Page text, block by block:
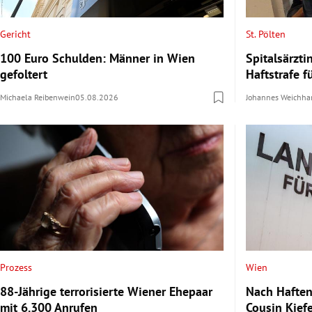
Gericht
100 Euro Schulden: Männer in Wien
gefoltert
Michaela Reibenwein05.08.2026
St. Pölten
Haftstrafe
Johannes
Prozess
88-Jährige terrorisierte Wiener Ehepaar
mit 6.300 Anrufen
Wien
Nach
Cousin